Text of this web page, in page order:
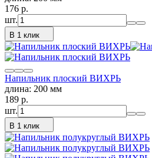
176 p.
шт.
В 1 клик
Напильник плоский ВИХРЬ
длина: 200 мм
189 p.
шт.
В 1 клик